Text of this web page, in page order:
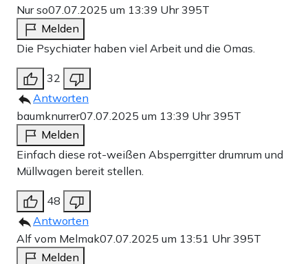
Nur so07.07.2025 um 13:39 Uhr395T
Melden
Die Psychiater haben viel Arbeit und die Omas.
32
Antworten
baumknurrer07.07.2025 um 13:39 Uhr395T
Melden
Einfach diese rot-weißen Absperrgitter drumrum und
Müllwagen bereit stellen.
48
Antworten
Alf vom Melmak07.07.2025 um 13:51 Uhr395T
Melden